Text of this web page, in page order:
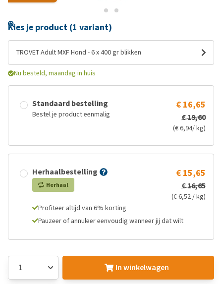
Kies je product (1 variant)
TROVET Adult MXF Hond - 6 x 400 gr blikken
Nu besteld, maandag in huis
Standaard bestelling
Bestel je product eenmalig
€ 16,65
€ 19,60
(€ 6,94/ kg)
Herhaalbestelling
Herhaal
€ 15,65
€ 16,65
(€ 6,52 / kg)
Profiteer altijd van 6% korting
Pauzeer of annuleer eenvoudig wanneer jij dat wilt
In winkelwagen